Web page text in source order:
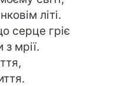
літі.
серце гріє
з мрії.